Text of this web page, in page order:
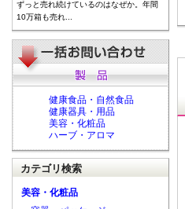
ずっと売れ続けているのはなぜか。年間
10万箱も売れ...
健康食品・自然食品
健康器具・用品
美容・化粧品
ハーブ・アロマ
カテゴリ検索
美容・化粧品